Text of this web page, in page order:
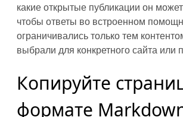
какие открытые публикации он
чтобы ответы во встроенном
ограничивались только тем
выбрали для конкретного сайта или
Копируйте
формате